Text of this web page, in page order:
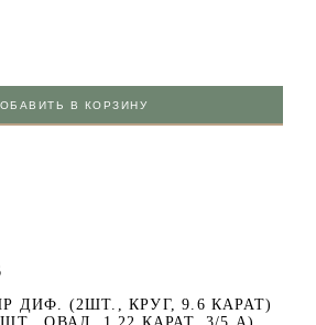
В КОРЗИНУ
ДИФ. (2ШТ., КРУГ, 9.6 КАРАТ)